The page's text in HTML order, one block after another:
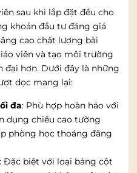
sau khi lắp đặt đều cho
khoản đầu tư đáng giá
cao chất lượng bài
viên và tạo môi trường
đại hơn. Dưới đây là những
dọc mang lại:
đa: Phù hợp hoàn hảo với
dụng chiều cao tường
phòng học thoáng đãng
: Đặc biệt với loại bảng cột